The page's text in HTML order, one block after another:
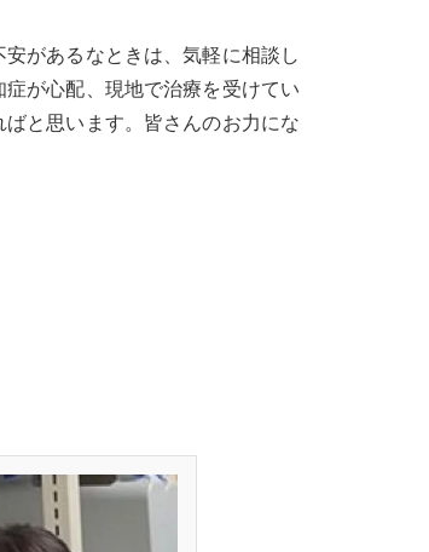
があるなときは、気軽に相談し
が心配、現地で治療を受けてい
と思います。皆さんのお力にな